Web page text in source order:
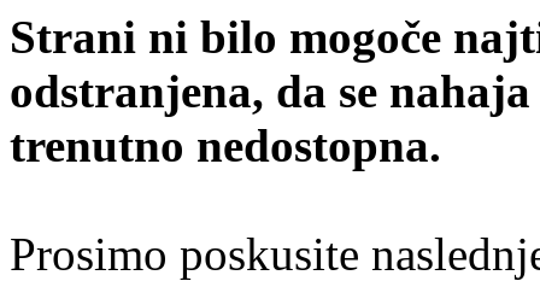
Strani ni bilo mogoče
odstranjena, da se
trenutno nedostopna.
Prosimo poskusite